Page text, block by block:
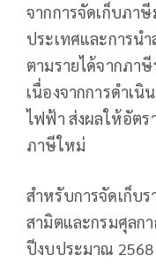
จากการจัดเก็บภา
ประเทศและการนำ
ตามรายได้จากภา
เนื่องจากการดำเนิ
ไฟฟ้า ส่งผลให้อัตร
ภาษีใหม่
สำหรับการจัดเก็บ
สามิตและกรมศุลก
ปีงบประมาณ 2568